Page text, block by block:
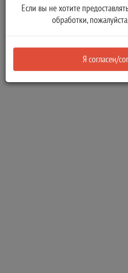
Если вы не хотите
обработки,
Я согласен/